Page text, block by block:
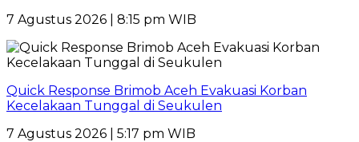
7 Agustus 2026 | 8:15 pm WIB
Quick Response Brimob Aceh Evakuasi Korban
Kecelakaan Tunggal di Seukulen
7 Agustus 2026 | 5:17 pm WIB